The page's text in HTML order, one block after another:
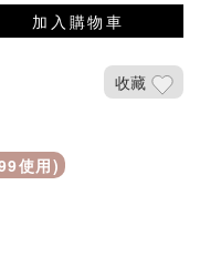
加入購物車
收藏
使用)